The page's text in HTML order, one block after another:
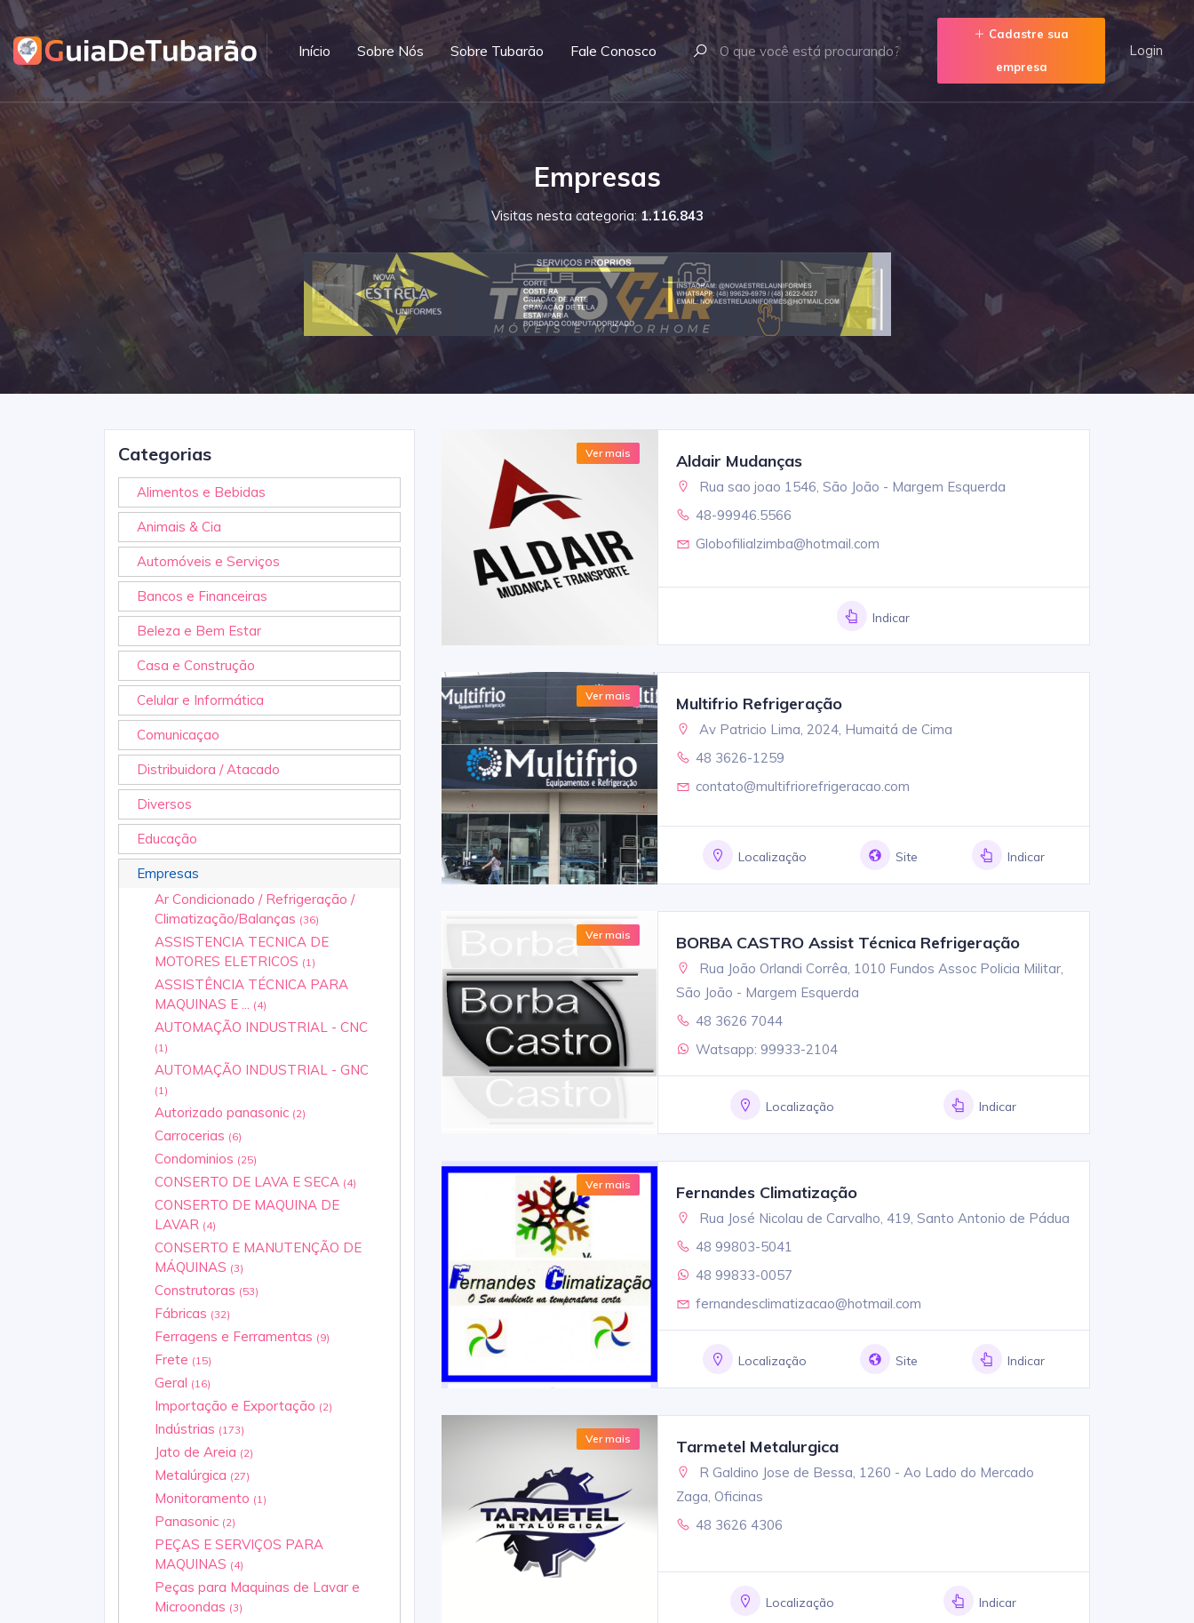
Início Sobre Nós Sobre Tubarão Fale Conosco
Cadastre sua
empresa
Login
Empresas
Visitas nesta categoria: 1.116.843
Categorias
Alimentos e Bebidas
Animais & Cia
Automóveis e Serviços
Bancos e Financeiras
Beleza e Bem Estar
Casa e Construção
Celular e Informática
Comunicaçao
Distribuidora / Atacado
Diversos
Educação
Empresas
Ar Condicionado / Refrigeração /
Climatização/Balanças (36)
ASSISTENCIA TECNICA DE
MOTORES ELETRICOS (1)
ASSISTÊNCIA TÉCNICA PARA
MAQUINAS E ... (4)
AUTOMAÇÃO INDUSTRIAL - CNC
(1)
AUTOMAÇÃO INDUSTRIAL - GNC
(1)
Autorizado panasonic (2)
Carrocerias (6)
Condominios (25)
CONSERTO DE LAVA E SECA (4)
CONSERTO DE MAQUINA DE
LAVAR (4)
CONSERTO E MANUTENÇÃO DE
MÁQUINAS (3)
Construtoras (53)
Fábricas (32)
Ferragens e Ferramentas (9)
Frete (15)
Geral (16)
Importação e Exportação (2)
Indústrias (173)
Jato de Areia (2)
Metalúrgica (27)
Monitoramento (1)
Panasonic (2)
PEÇAS E SERVIÇOS PARA
MAQUINAS (4)
Peças para Maquinas de Lavar e
Microondas (3)
Ver mais Aldair Mudanças
Rua sao joao 1546, São João - Margem Esquerda
48-99946.5566
Globofilialzimba@hotmail.com
Indicar
Ver mais Multifrio Refrigeração
Av Patricio Lima, 2024, Humaitá de Cima
48 3626-1259
contato@multifriorefrigeracao.com
Localização Site Indicar
Ver mais BORBA CASTRO Assist Técnica Refrigeração
Rua João Orlandi Corrêa, 1010 Fundos Assoc Policia Militar,
São João - Margem Esquerda
48 3626 7044
Watsapp: 99933-2104
Localização Indicar
Ver mais Fernandes Climatização
Rua José Nicolau de Carvalho, 419, Santo Antonio de Pádua
48 99803-5041
48 99833-0057
fernandesclimatizacao@hotmail.com
Localização Site Indicar
Ver mais Tarmetel Metalurgica
R Galdino Jose de Bessa, 1260 - Ao Lado do Mercado
Zaga, Oficinas
48 3626 4306
Localização Indicar